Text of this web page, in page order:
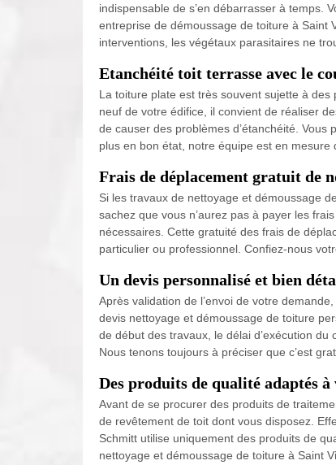
indispensable de s’en débarrasser à temps.
entreprise de démoussage de toiture à Saint
interventions, les végétaux parasitaires ne
Etanchéité toit terrasse avec le
La toiture plate est très souvent sujette à des
neuf de votre édifice, il convient de réaliser
de causer des problèmes d’étanchéité.
plus en bon état, notre équipe est en mesure
Frais de déplacement gratuit de
Si les travaux de nettoyage et démoussage
sachez que vous n’aurez pas à payer les
nécessaires. Cette gratuité des frais de
particulier ou professionnel. Confiez-nous
Un devis personnalisé et bien
Après validation de l’envoi de votre
devis nettoyage et démoussage de toiture
de début des travaux, le délai d’exécution
Nous tenons toujours à préciser que c’est
Des produits de qualité adaptés
Avant de se procurer des produits de
de revêtement de toit dont vous disposez.
Schmitt utilise uniquement des produits de
nettoyage et démoussage de toiture à Saint